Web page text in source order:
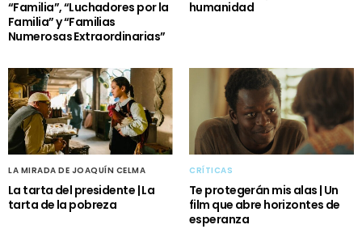
“Familia”, “Luchadores por la
Familia” y “Familias
Numerosas Extraordinarias”
humanidad
LA MIRADA DE JOAQUÍN CELMA
La tarta del presidente | La
tarta de la pobreza
CRÍTICAS
Te protegerán mis alas | Un
film que abre horizontes de
esperanza